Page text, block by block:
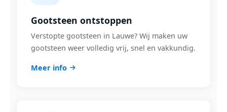
Gootsteen ontstoppen
Verstopte gootsteen in Lauwe? Wij maken uw
gootsteen weer volledig vrij, snel en vakkundig.
Meer info